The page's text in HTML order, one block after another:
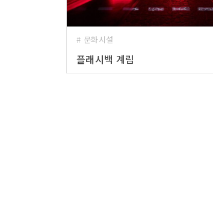
# 문화시설
플래시백 계림